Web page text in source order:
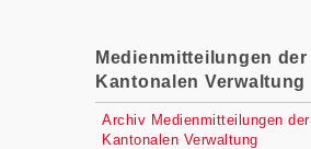
Medienmitteilungen der
Kantonalen Verwaltung
Subnavigation
Archiv Medienmitteilungen der
Kantonalen Verwaltung